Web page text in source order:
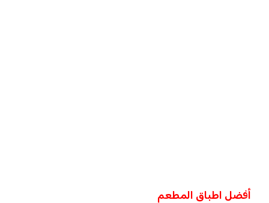
أفضل اطباق المطعم